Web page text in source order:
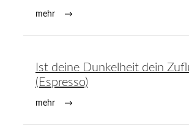
mehr
Ist deine Dunkelheit dein
(Espresso)
mehr